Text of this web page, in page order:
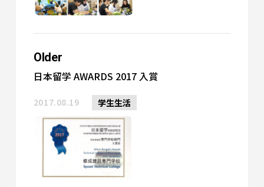
Older
日本留学 AWARDS 2017 入賞
2017.08.19 学生生活